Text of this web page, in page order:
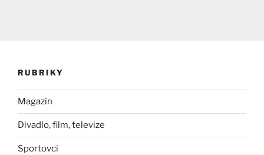
RUBRIKY
Magazín
Divadlo, film, televize
Sportovci